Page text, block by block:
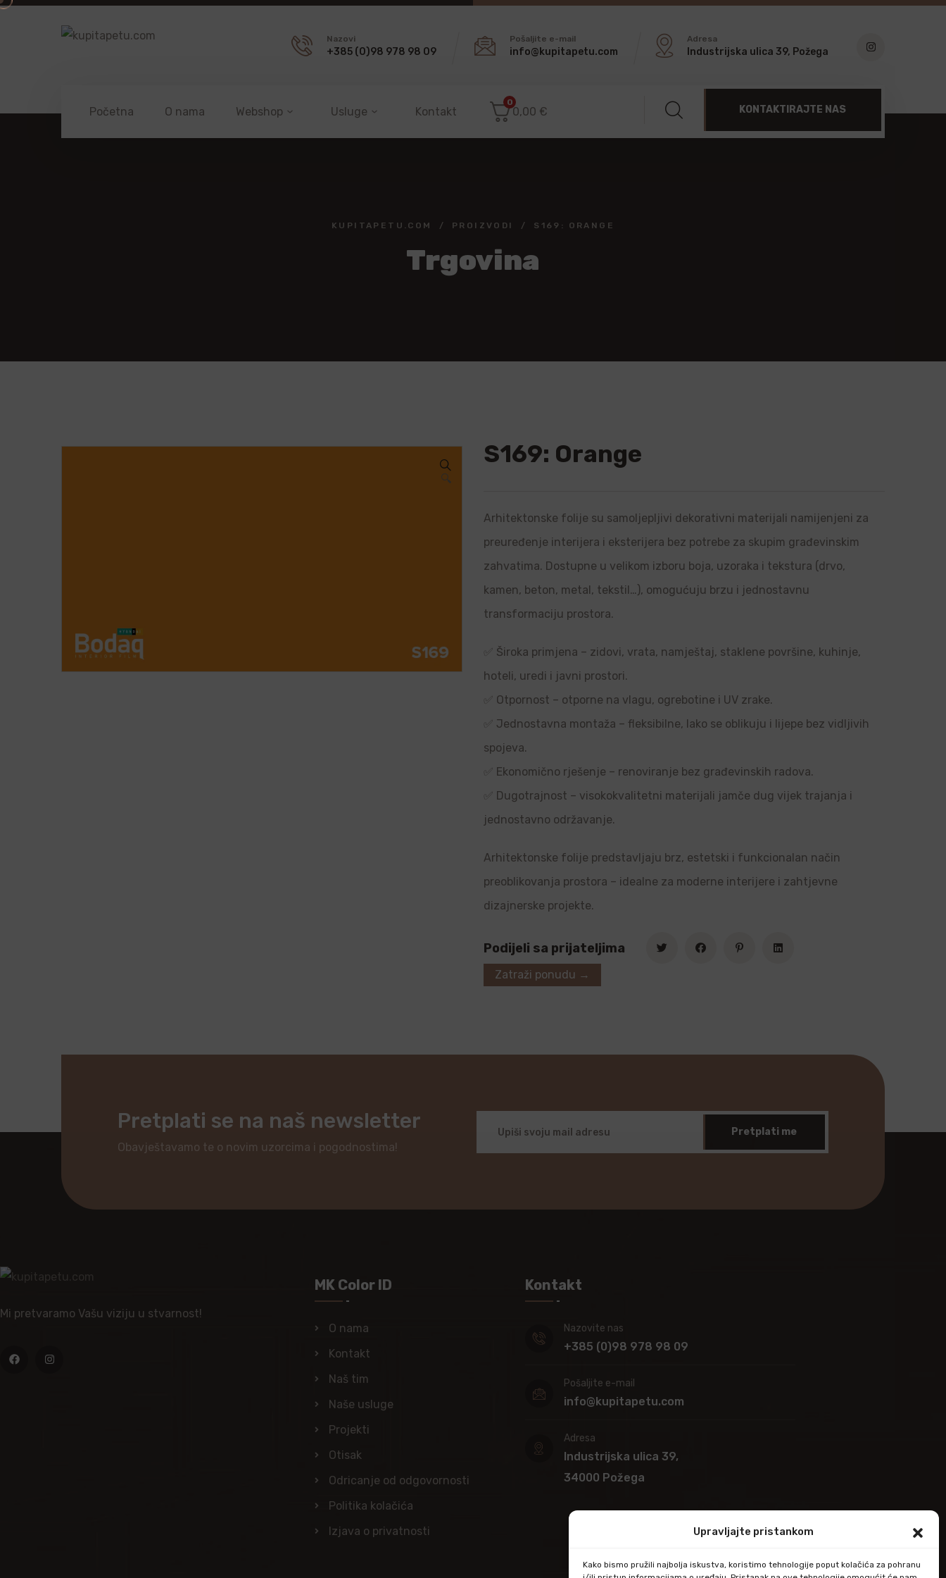
Upravljajte pristankom
Kako bismo pružili najbolja iskustva, koristimo tehnologije poput kolačića za pohranu
Nazovi
+385 (0)98 978 98 09
Pošaljite e-mail
info@kupitapetu.com
Adresa
Industrijska ulica 39, Požega
Početna O nama Webshop Usluge Kontakt
0
0,00 € KONTAKTIRAJTE NAS
KUPITAPETU.COM PROIZVODI S169: ORANGE
Trgovina
🔍
S169: Orange
Arhitektonske folije su samoljepljivi dekorativni materijali namijenjeni za
preuređenje interijera i eksterijera bez potrebe za skupim građevinskim
zahvatima. Dostupne u velikom izboru boja, uzoraka i tekstura (drvo,
kamen, beton, metal, tekstil…), omogućuju brzu i jednostavnu
transformaciju prostora.
✅ Široka primjena – zidovi, vrata, namještaj, staklene površine, kuhinje,
hoteli, uredi i javni prostori.
✅ Otpornost – otporne na vlagu, ogrebotine i UV zrake.
✅ Jednostavna montaža – fleksibilne, lako se oblikuju i lijepe bez vidljivih
spojeva.
✅ Ekonomično rješenje – renoviranje bez građevinskih radova.
✅ Dugotrajnost – visokokvalitetni materijali jamče dug vijek trajanja i
jednostavno održavanje.
Arhitektonske folije predstavljaju brz, estetski i funkcionalan način
preoblikovanja prostora – idealne za moderne interijere i zahtjevne
dizajnerske projekte.
Podijeli sa prijateljima
Zatraži ponudu →
Pretplati se na naš newsletter
Obavještavamo te o novim uzorcima i pogodnostima!
Pretplati me
Mi pretvaramo Vašu viziju u stvarnost!
MK Color ID
O nama
Kontakt
Naš tim
Naše usluge
Projekti
Otisak
Odricanje od odgovornosti
Politika kolačića
Izjava o privatnosti
Kontakt
Nazovite nas
+385 (0)98 978 98 09
Pošaljite e-mail
info@kupitapetu.com
Adresa
Industrijska ulica 39,
34000 Požega